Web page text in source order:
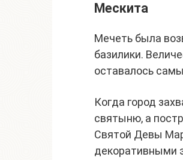
Мескита
Мечеть была
базилики.
оставалось
Когда город
святыню, а
Святой Девы
декоративными